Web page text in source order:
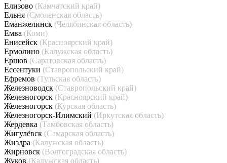
Елизово (Камчатский край)
Ельня (Смоленская область)
Еманжелинск (Челябинская область)
Емва (Коми)
Енисейск (Красноярский край)
Ермолино (Калужская область)
Ершов (Саратовская область)
Ессентуки (Ставропольский край)
Ефремов (Тульская область)
Железноводск (Ставропольский край)
Железногорск (Красноярский край)
Железногорск (Курская область)
Железногорск-Илимский (Иркутская область)
Жердевка (Тамбовская область)
Жигулёвск (Самарская область)
Жиздра (Калужская область)
Жирновск (Волгоградская область)
Жуков (Калужская область)